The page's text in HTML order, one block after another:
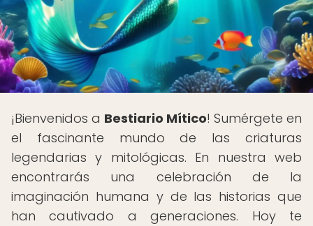
¡Bienvenidos a Bestiario Mítico! Sumérgete en
el fascinante mundo de las criaturas
legendarias y mitológicas. En nuestra web
encontrarás una celebración de la
imaginación humana y de las historias que
han cautivado a generaciones. Hoy te